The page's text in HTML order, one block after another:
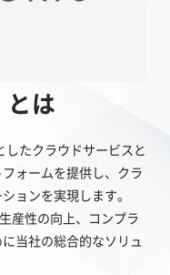
とは
たクラウドサービスと
ォームを提供し、クラ
ョンを実現します。
産性の向上、コンプラ
当社の総合的なソリュ